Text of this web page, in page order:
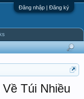
Đăng nhập | Đăng ký
Túi Nhiều